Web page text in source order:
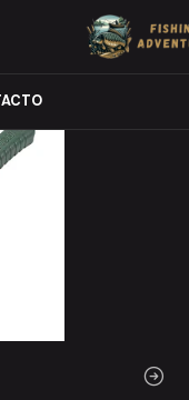
Spoon Holes